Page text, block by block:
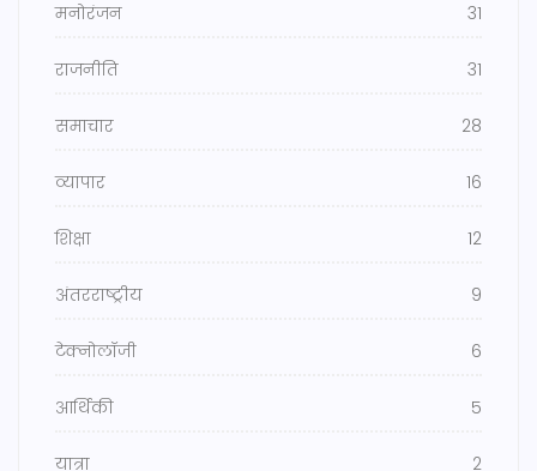
मनोरंजन 31
राजनीति 31
समाचार 28
व्यापार 16
शिक्षा 12
अंतरराष्ट्रीय 9
टेक्नोलॉजी 6
आर्थिकी 5
यात्रा 2